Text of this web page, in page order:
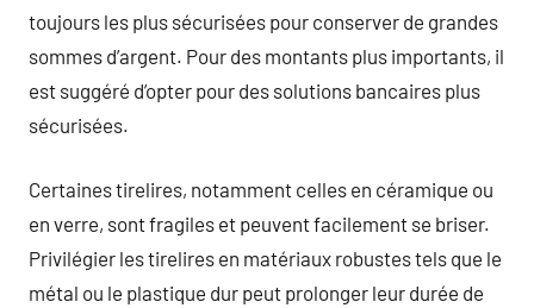
toujours les plus sécurisées pour conserver de grandes
sommes d’argent. Pour des montants plus importants, il
est suggéré d’opter pour des solutions bancaires plus
sécurisées.
Certaines tirelires, notamment celles en céramique ou
en verre, sont fragiles et peuvent facilement se briser.
Privilégier les tirelires en matériaux robustes tels que le
métal ou le plastique dur peut prolonger leur durée de